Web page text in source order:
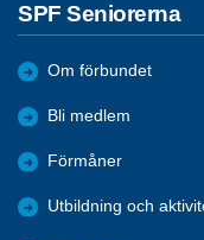
SPF Seniorerna
Om förbundet
Bli medlem
Förmåner
Utbildning och